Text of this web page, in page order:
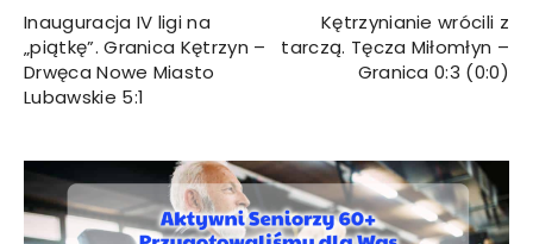
Inauguracja IV ligi na
„piątkę”. Granica Kętrzyn –
Drwęca Nowe Miasto
Lubawskie 5:1
Kętrzynianie wrócili z
tarczą. Tęcza Miłomłyn –
Granica 0:3 (0:0)